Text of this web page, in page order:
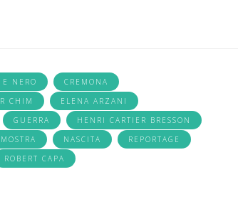
NERO
CREMONA
CHIM
ELENA ARZANI
GUERRA
HENRI CARTIER BRESSON
MOSTRA NASCITA
REPORTAGE
ROBERT CAPA